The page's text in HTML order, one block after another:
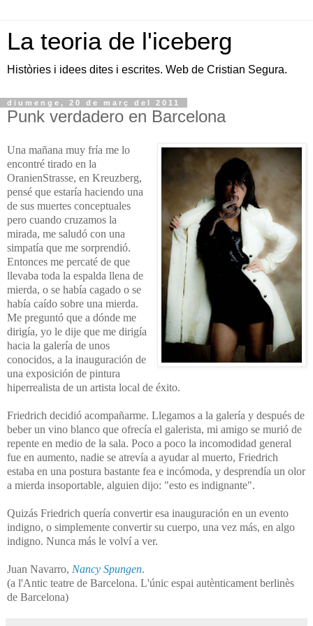
La teoria de l'iceberg
Històries i idees dites i escrites. Web de Cristian Segura.
diumenge, 20 de març del 2011
Punk verdadero en Barcelona
Una mañana muy fría me lo
encontré tirado en la
OranienStrasse, en Kreuzberg,
pensé que estaría haciendo una
de sus muertes conceptuales
pero cuando cruzamos la
mirada, me saludó con una
simpatía que me sorprendió.
Entonces me percaté de que
llevaba toda la espalda llena de
mierda, o se había cagado o se
había caído sobre una mierda.
Me preguntó que a dónde me
dirigía, yo le dije que me dirigía
hacia la galería de unos
conocidos, a la inauguración de
una exposición de pintura
hiperrealista de un artista local de éxito.
Friedrich decidió acompañarme. Llegamos a la galería y después de
beber un vino blanco que ofrecía el galerista, mi amigo se murió de
repente en medio de la sala. Poco a poco la incomodidad general
fue en aumento, nadie se atrevía a ayudar al muerto, Friedrich
estaba en una postura bastante fea e incómoda, y desprendía un olor
a mierda insoportable, alguien dijo: "esto es indignante".
Quizás Friedrich quería convertir esa inauguración en un evento
indigno, o simplemente convertir su cuerpo, una vez más, en algo
indigno. Nunca más le volví a ver.
Juan Navarro, Nancy Spungen.
(a l'Antic teatre de Barcelona. L'únic espai autènticament berlinès
de Barcelona)